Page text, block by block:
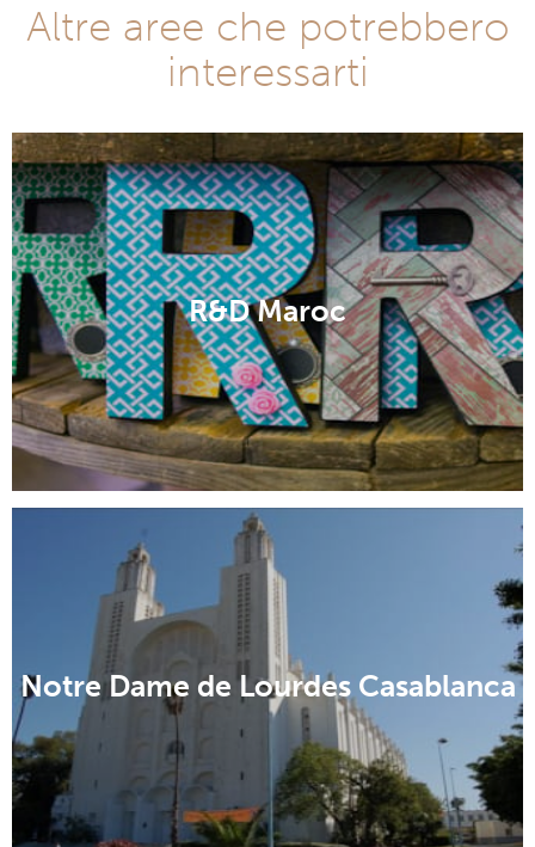
Altre aree che potrebbero
interessarti
R&D Maroc
Notre Dame de Lourdes Casablanca